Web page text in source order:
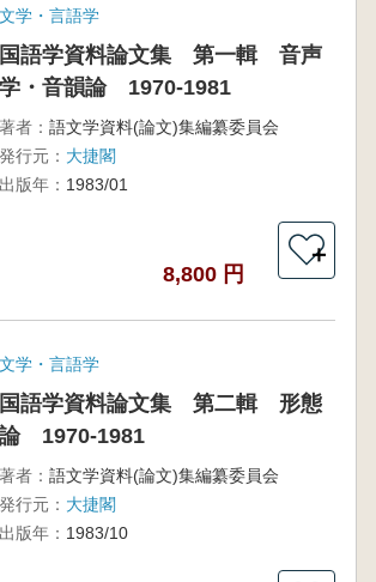
文学・言語学
国語学資料論文集 第一輯 音声
学・音韻論 1970-1981
著者： 語文学資料(論文)集編纂委員会
発行元： 大捷閣
出版年： 1983/01
8,800 円
＋
文学・言語学
国語学資料論文集 第二輯 形態
論 1970-1981
著者： 語文学資料(論文)集編纂委員会
発行元： 大捷閣
出版年： 1983/10